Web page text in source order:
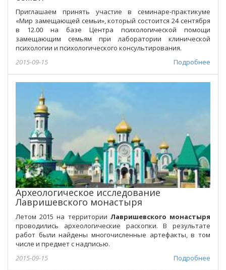
Приглашаем принять участие в семинаре-практикуме
«Мир замещающей семьи», который состоится 24 сентября
в 12.00 на базе Центра психологической помощи
замещающим семьям при лаборатории клинической
психологии и психологического консультирования.
Подробнее
2015-09-15
Археологическое исследование
Лавришевского монастыря
Летом 2015 на территории Лавришевского монастыря
проводились археологические раскопки. В результате
работ были найдены многочисленные артефакты, в том
числе и предмет с надписью.
Подробнее
2015-09-15